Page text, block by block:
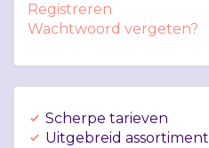
Registreren
Wachtwoord vergeten?
Scherpe tarieven
Uitgebreid assortiment